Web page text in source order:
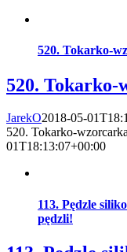
520. Tokarko-
520. Tokarko-
JarekO2018-05-
520. Tokarko-
01T18:13:07+00:00
113. Pędzle
pędzli!